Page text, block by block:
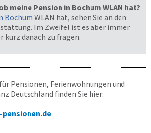
meine Pension in Bochum WLAN hat?
Bochum WLAN hat, sehen Sie an den
Im Zweifel ist es aber immer
kurz danach zu fragen.
Pensionen, Ferienwohnungen und
Deutschland finden Sie hier: